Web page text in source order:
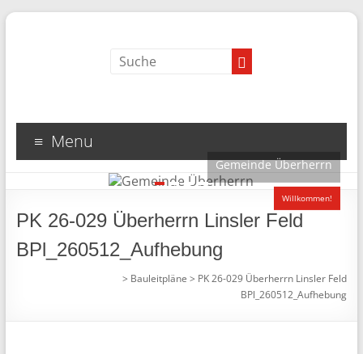
Menu
Gemeinde Überherrn
Willkommen!
1 2 3 4
PK 26-029 Überherrn Linsler Feld
BPl_260512_Aufhebung
> Bauleitpläne > PK 26-029 Überherrn Linsler Feld
BPl_260512_Aufhebung